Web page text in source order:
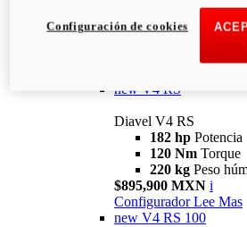
126 NmTorque
223 kg
PESO
new V4 RS
Diavel V4 RS
182 hp Potencia
120 Nm Torque
220 kg Peso
$895,900 MXN i
Configurador Lee Mas
new V4 RS 100
Configuración de cookies